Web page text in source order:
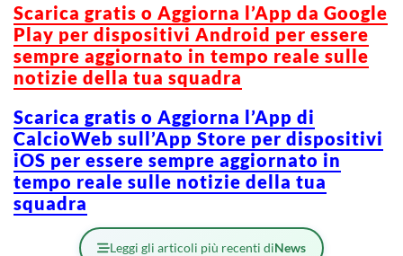
Scarica gratis o Aggiorna l’App da Google
Play per dispositivi Android per essere
sempre aggiornato in tempo reale sulle
notizie della tua squadra
Scarica gratis o Aggiorna l’App di
CalcioWeb sull’App Store per dispositivi
iOS per essere sempre aggiornato in
tempo reale sulle notizie della tua
squadra
Leggi gli articoli più recenti diNews